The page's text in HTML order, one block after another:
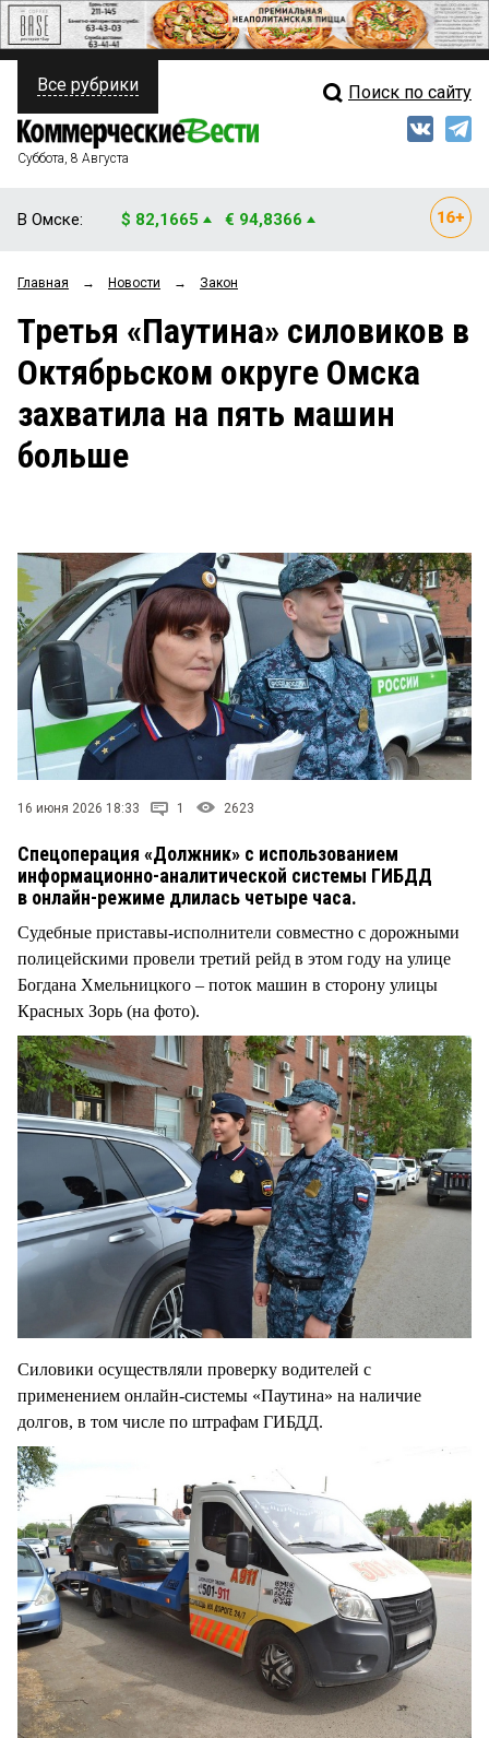
ПОЛИТИКА
ФИНАНСЫ
ОБЩЕСТВО
ЗАКОН
НОВОСТИ КОМПАНИЙ
Свежий выпуск
Рейтинги
Блоги
Архив
Все рубрики Поиск по сайту
Суббота, 8 Августа
В Омске: $ 82,1665 € 94,8366
Главная → Новости → Закон
Третья «Паутина» силовиков в
Октябрьском округе Омска
захватила на пять машин
больше
16 июня 2026 18:33 1 2623
Спецоперация «Должник» с использованием
информационно-аналитической системы ГИБДД
в онлайн-режиме длилась четыре часа.
Судебные приставы-исполнители совместно с дорожными
полицейскими провели третий рейд в этом году на улице
Богдана Хмельницкого – поток машин в сторону улицы
Красных Зорь (на фото).
Силовики осуществляли проверку водителей с
применением онлайн-системы «Паутина» на наличие
долгов, в том числе по штрафам ГИБДД.